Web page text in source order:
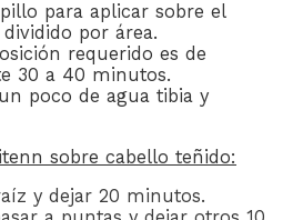
para aplicar sobre el
por área.
requerido es de
30 a 40 minutos.
poco de agua tibia y
sobre cabello teñido:
y dejar 20 minutos.